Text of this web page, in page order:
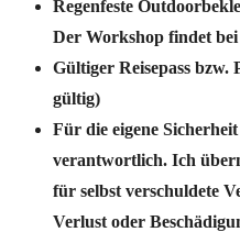
Regenfeste
Der Workshop findet
Gültiger Reisepass bzw.
gültig)
Für die eigene
verantwortlich. Ich
für selbst verschuldete
Verlust oder